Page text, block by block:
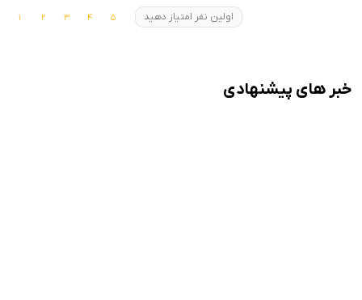
اولین نفر امتیاز دهید
خبر های پیشنهادی